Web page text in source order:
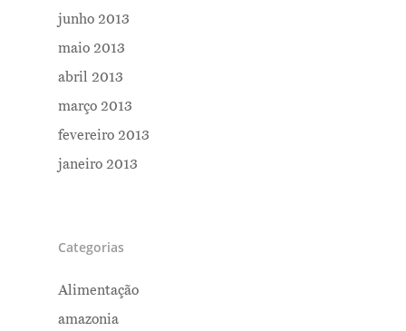
junho 2013
maio 2013
abril 2013
março 2013
fevereiro 2013
janeiro 2013
Categorias
Alimentação
amazonia